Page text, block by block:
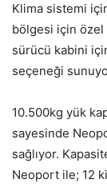
Klima sistemi
bölgesi için özel
sürücü kabini
seçeneği
10.500kg yük
sayesinde
sağlıyor.
Neoport ile; 12